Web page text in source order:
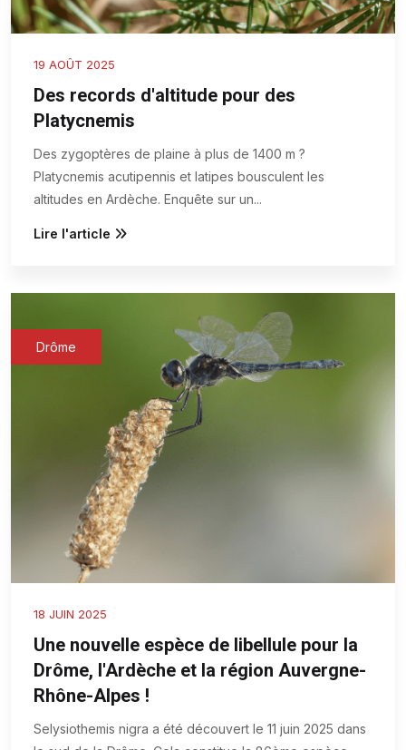
19 AOÛT 2025
Des records d'altitude pour des
Platycnemis
Des zygoptères de plaine à plus de 1400 m ?
Platycnemis acutipennis et latipes bousculent les
altitudes en Ardèche. Enquête sur un...
Lire l'article
Drôme
18 JUIN 2025
Une nouvelle espèce de libellule pour la
Drôme, l'Ardèche et la région Auvergne-
Rhône-Alpes !
Selysiothemis nigra a été découvert le 11 juin 2025 dans